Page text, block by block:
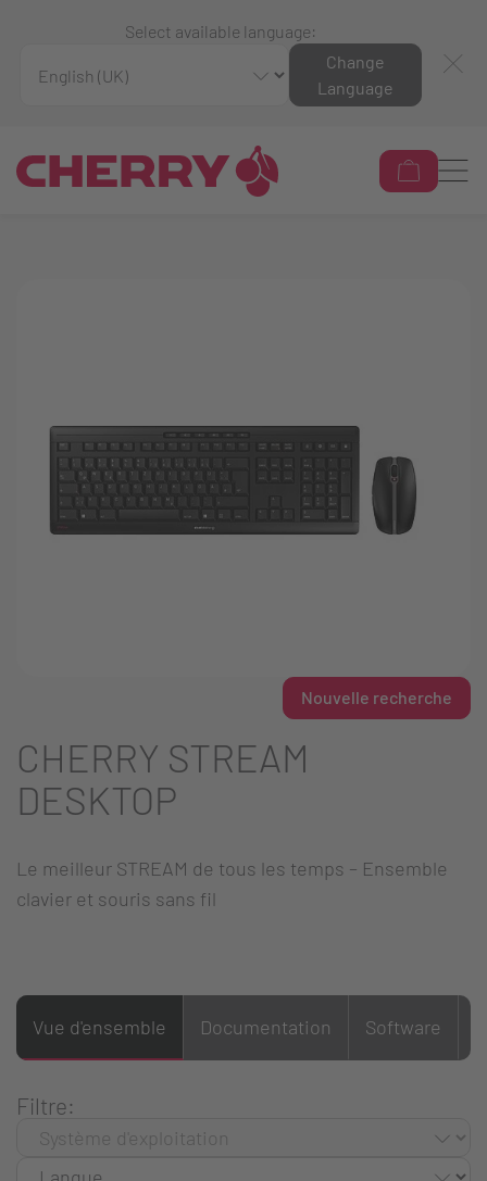
Select available language:
Change
Language
Nouvelle recherche
CHERRY STREAM
DESKTOP
Le meilleur STREAM de tous les temps – Ensemble
clavier et souris sans fil
Vue d'ensemble Documentation Software
Filtre: